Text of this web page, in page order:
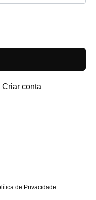
Criar conta
de Privacidade